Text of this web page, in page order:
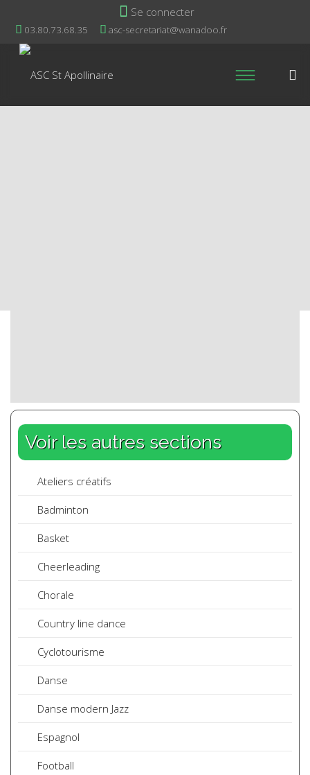
Se connecter
03.80.73.68.35 asc-secretariat@wanadoo.fr
Voir les autres sections
Ateliers créatifs
Badminton
Basket
Cheerleading
Chorale
Country line dance
Cyclotourisme
Danse
Danse modern Jazz
Espagnol
Football